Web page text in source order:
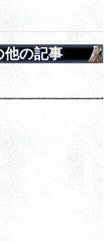
他の記事